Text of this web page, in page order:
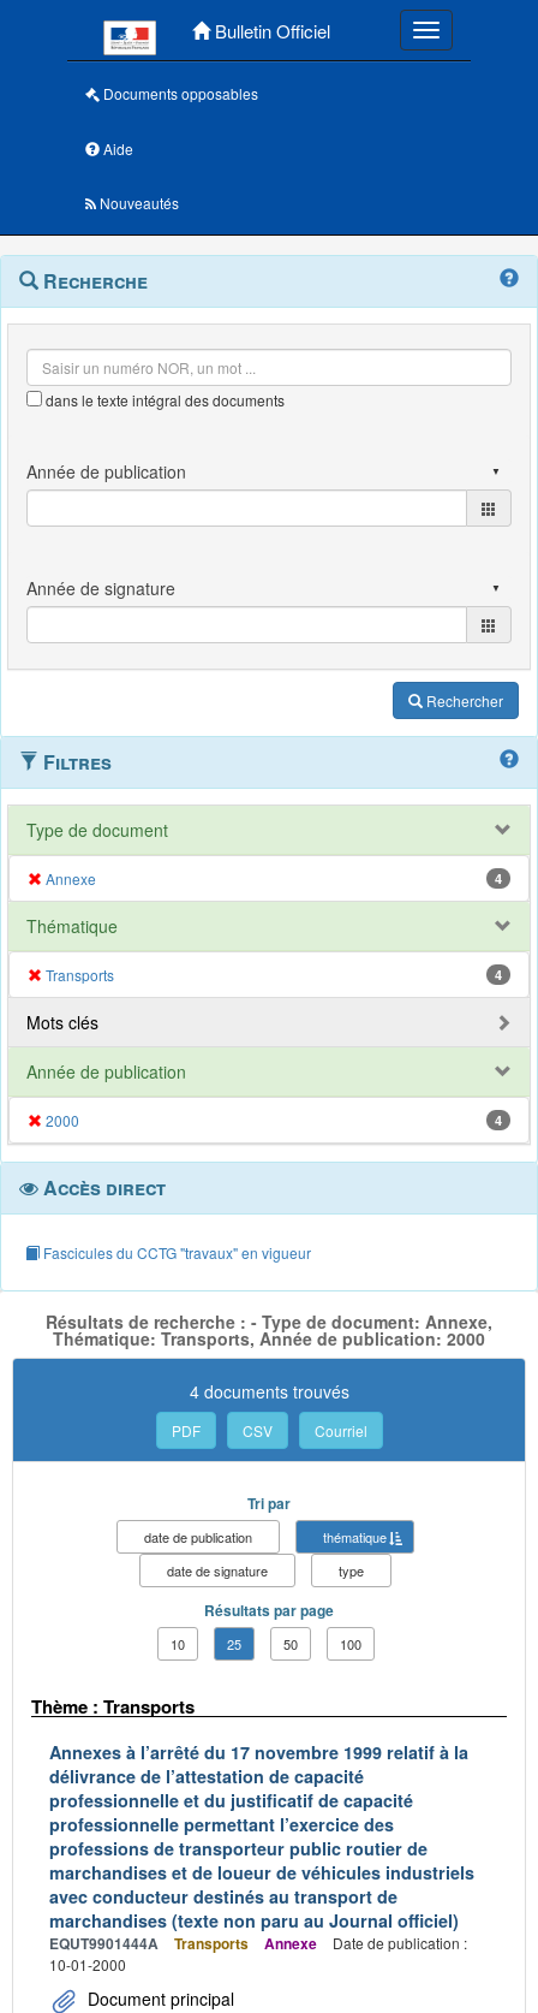
Bulletin Officiel Toggle
Documents opposables
Aide
Nouveautés
Navigation
outils
Menu
contextuel
Recherche
dans le texte intégral des documents
Rechercher
Filtres
Type de document
Annexe 4
Thématique
Transports 4
Mots clés
Année de publication
2000 4
Accès direct
Fascicules du CCTG "travaux" en vigueur
Résultats de recherche : - Type de document: Annexe,
Thématique: Transports, Année de publication: 2000
4 documents trouvés
PDF CSV Courriel
Tri par
date de publication
thématique
date de signature
type
Résultats par page
10 25 50 100
Thème : Transports
Annexes à l’arrêté du 17 novembre 1999 relatif à la
délivrance de l’attestation de capacité
professionnelle et du justificatif de capacité
professionnelle permettant l’exercice des
professions de transporteur public routier de
marchandises et de loueur de véhicules industriels
avec conducteur destinés au transport de
marchandises (texte non paru au Journal officiel)
EQUT9901444A Transports Annexe
Date de publication :
10-01-2000
Document principal